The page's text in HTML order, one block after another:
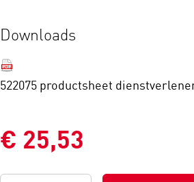
Downloads
522075 productsheet
€ 25,53